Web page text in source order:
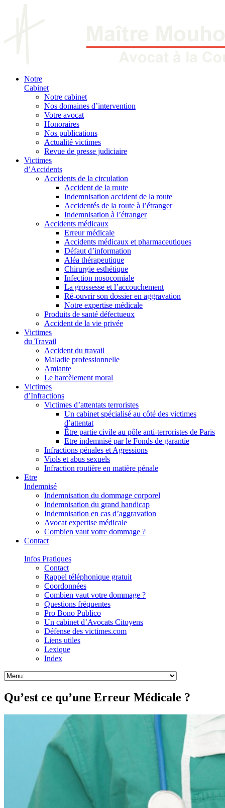
Notre
Cabinet
Notre cabinet
Nos domaines d’intervention
Votre avocat
Honoraires
Nos publications
Actualité victimes
Revue de presse judiciaire
Victimes
d’Accidents
Accidents de la circulation
Accident de la route
Indemnisation accident de la route
Accidentés de la route à l’étranger
Indemnisation à l’étranger
Accidents médicaux
Erreur médicale
Accidents médicaux et pharmaceutiques
Défaut d’information
Aléa thérapeutique
Chirurgie esthétique
Infection nosocomiale
La grossesse et l’accouchement
Ré-ouvrir son dossier en aggravation
Notre expertise médicale
Produits de santé défectueux
Accident de la vie privée
Victimes
du Travail
Accident du travail
Maladie professionnelle
Amiante
Le harcèlement moral
Victimes
d’Infractions
Victimes d’attentats terroristes
Un cabinet spécialisé au côté des victimes
d’attentat
Être partie civile au pôle anti-terroristes de Paris
Etre indemnisé par le Fonds de garantie
Infractions pénales et Agressions
Viols et abus sexuels
Infraction routière en matière pénale
Etre
Indemnisé
Indemnisation du dommage corporel
Indemnisation du grand handicap
Indemnisation en cas d’aggravation
Avocat expertise médicale
Combien vaut votre dommage ?
Contact
Infos Pratiques
Contact
Rappel téléphonique gratuit
Coordonnées
Combien vaut votre dommage ?
Questions fréquentes
Pro Bono Publico
Un cabinet d’Avocats Citoyens
Défense des victimes.com
Liens utiles
Lexique
Index
Qu’est ce qu’une Erreur Médicale ?